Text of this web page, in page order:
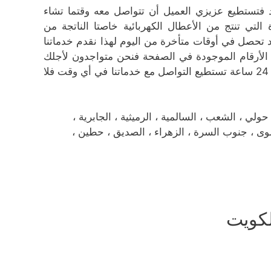
ساعة خلال اليوم الواحد فتستطيع عزيزي العميل أن تتواصل معه وقتما تشاء
تنتج من الأعطال الكهربائية خاصتا الناتجة من
تحصل في أوقات متأخرة من اليوم لهذا نقدم خدماتنا
الموجودة في الصفحة فنحن متواجدون لأجلك
نستقبل كافة الشكاوى والبلاغات عن أعطال الكهرباء على مدار ال 24 ساعة تستطيع التواصل مع خدماتنا في أي وقت فلا
، الشعب ، السالمية ، الرميثية ، الجابرية ،
، جنوب السرة ، الزهراء ، الصديق ، حطين ،